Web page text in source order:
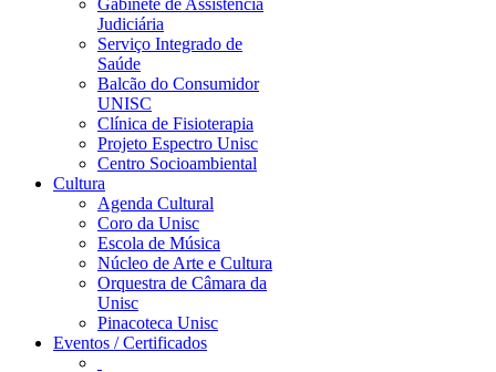
Gabinete de Assistência
Judiciária
Serviço Integrado de
Saúde
Balcão do Consumidor
UNISC
Clínica de Fisioterapia
Projeto Espectro Unisc
Centro Socioambiental
Cultura
Agenda Cultural
Coro da Unisc
Escola de Música
Núcleo de Arte e Cultura
Orquestra de Câmara da
Unisc
Pinacoteca Unisc
Eventos / Certificados